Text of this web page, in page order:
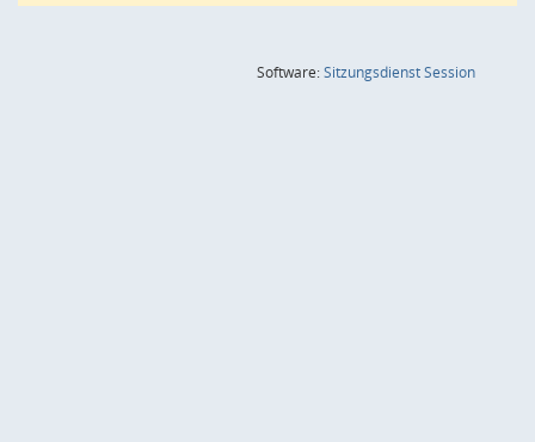
Software:SitzungsdienstSession(Wird in